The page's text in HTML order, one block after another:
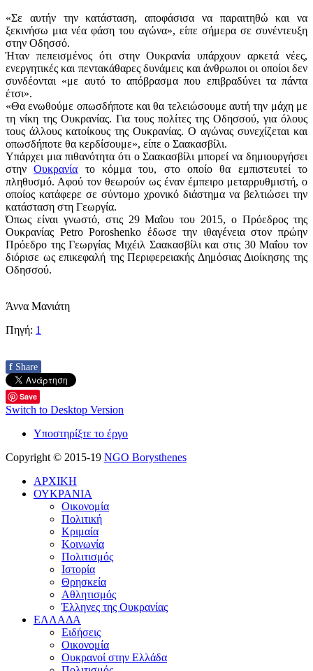
«Σε αυτήν την κατάσταση, αποφάσισα να παραιτηθώ και να
ξεκινήσω μια νέα φάση του αγώνα», είπε σήμερα σε συνέντευξη
στην Οδησσό.
Ήταν πεπεισμένος ότι στην Ουκρανία υπάρχουν αρκετά νέες,
ενεργητικές και πεντακάθαρες δυνάμεις και άνθρωποι οι οποίοι δεν
συνδέονται «με αυτό το απόβρασμα που επιβραδύνει τα πάντα
έτσι».
«Θα ενωθούμε οπωσδήποτε και θα τελειώσουμε αυτή την μάχη με
τη νίκη της Ουκρανίας. Για τους πολίτες της Οδησσού, για όλους
τους άλλους κατοίκους της Ουκρανίας. Ο αγώνας συνεχίζεται και
οπωσδήποτε θα κερδίσουμε», είπε ο Σαακασβίλι.
Υπάρχει μια πιθανότητα ότι ο Σαακασβίλι μπορεί να δημιουργήσει
στηνΟυκρανία το κόμμα του, στο οποίο θα εμπιστευτεί το
πληθυσμό. Αφού τον θεωρούν ως έναν έμπειρο μεταρρυθμιστή, ο
οποίος κατάφερε σε σύντομο χρονικό διάστημα να βελτιώσει την
κατάσταση στη Γεωργία.
Όπως είναι γνωστό, στις 29 Μαΐου του 2015, ο Πρόεδρος της
Ουκρανίας Petro Poroshenko έδωσε την ιθαγένεια στον πρώην
Πρόεδρο της Γεωργίας Μιχέιλ Σαακασβίλι και στις 30 Μαΐου τον
διόρισε ως επικεφαλή της Περιφερειακής Δημόσιας Διοίκησης της
Οδησσού.
Άννα Μανιάτη
Πηγή: 1
f Share
Save
Switch to Desktop Version
Υποστηρίξτε το έργο
Copyright © 2015-19 NGO Borysthenes
ΑΡΧΙΚΗ
ΟΥΚΡΑΝΙΑ
Οικονομία
Πολιτική
Κριμαία
Κοινωνία
Πολιτισμός
Ιστορία
Θρησκεία
Αθλητισμός
Έλληνες της Ουκρανίας
ΕΛΛΑΔΑ
Ειδήσεις
Οικονομία
Ουκρανοί στην Ελλάδα